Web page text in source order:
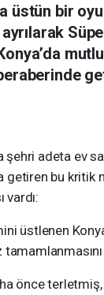
üstün bir
şehri adeta ev
getiren bu kritik
vardı:
üstlenen
önce terletmiş,